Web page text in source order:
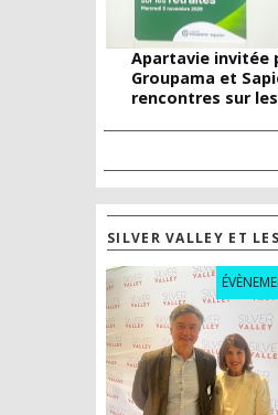
Apartavie invitée
Groupama et
rencontres sur
SILVER VALLEY ET